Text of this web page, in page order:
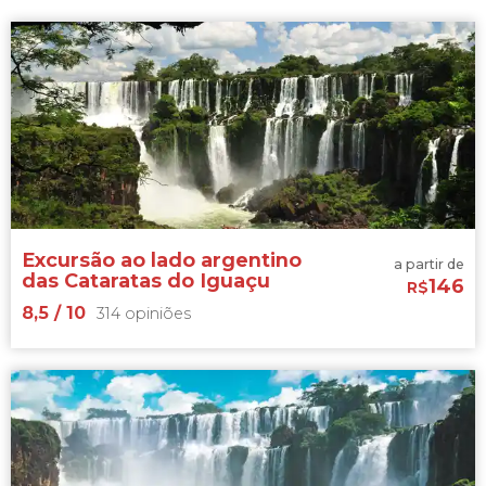
Excursão ao lado argentino
das Cataratas do Iguaçu
8,5 / 10 314 opiniões
a partir de
R$146
8,5

